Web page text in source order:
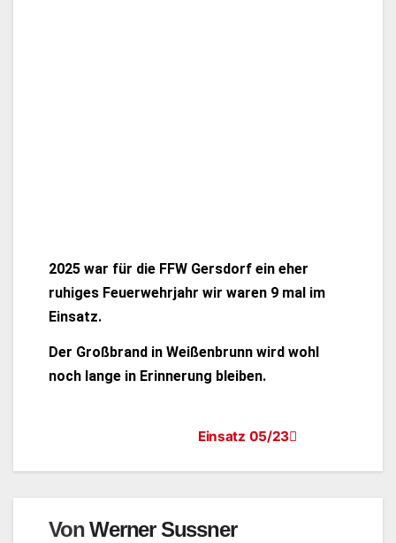
2025 war für die FFW Gersdorf ein eher
ruhiges Feuerwehrjahr wir waren 9 mal im
Einsatz.
Der Großbrand in Weißenbrunn wird wohl
noch lange in Erinnerung bleiben.
Einsatz 05/23
VonWerner Sussner